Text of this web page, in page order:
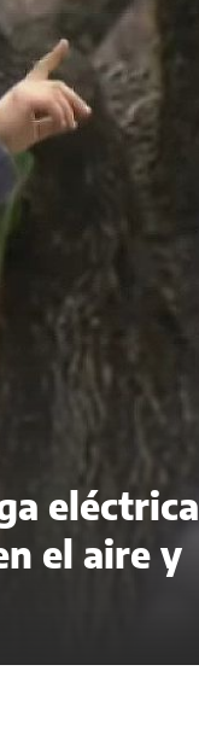
eléctrica
el aire y